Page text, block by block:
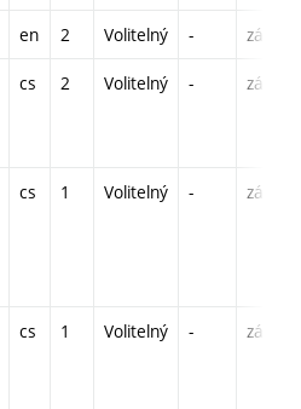
en 2 Volitelný - zá
cs 2 Volitelný - zá
cs 1 Volitelný - zá
cs 1 Volitelný - zá